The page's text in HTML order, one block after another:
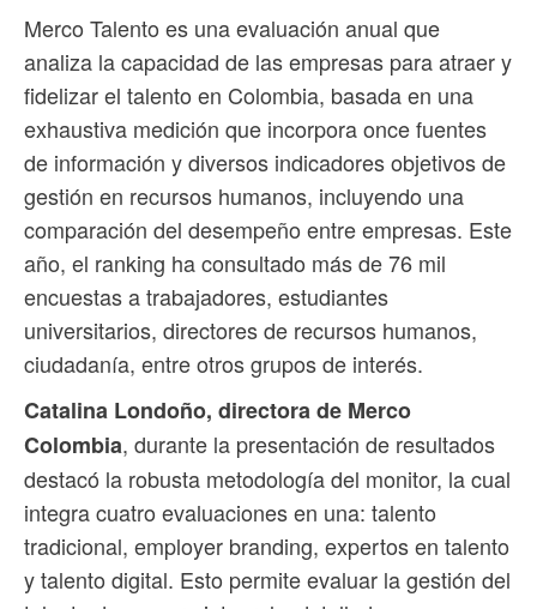
Merco Talento es una evaluación anual que
analiza la capacidad de las empresas para atraer y
fidelizar el talento en Colombia, basada en una
exhaustiva medición que incorpora once fuentes
de información y diversos indicadores objetivos de
gestión en recursos humanos, incluyendo una
comparación del desempeño entre empresas. Este
año, el ranking ha consultado más de 76 mil
encuestas a trabajadores, estudiantes
universitarios, directores de recursos humanos,
ciudadanía, entre otros grupos de interés.
Catalina Londoño, directora de Merco
Colombia, durante la presentación de resultados
destacó la robusta metodología del monitor, la cual
integra cuatro evaluaciones en una: talento
tradicional, employer branding, expertos en talento
y talento digital. Esto permite evaluar la gestión del